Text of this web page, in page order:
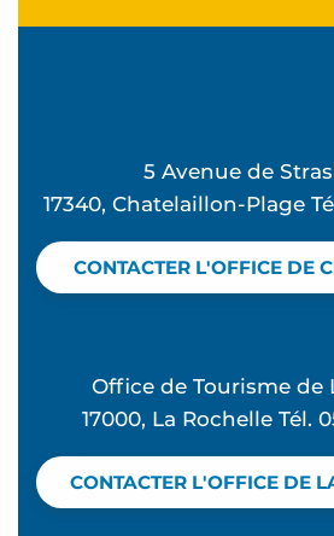
5 Avenue de
17340, Chatelaillon-Plage
CONTACTER L'OFFICE DE
Office de Tourisme de
17000, La Rochelle Tél.
CONTACTER L'OFFICE DE